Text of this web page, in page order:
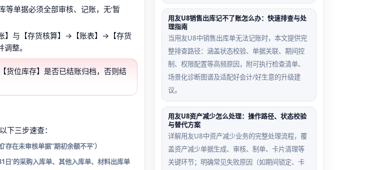
等单据必须全部审核、记账，无‘暂
】与【存货核算】→【账表】→【存货
整。
货位库存】是否已结账归档，否则结
下三步速查：
在未审核单据’‘期初余额不平’）
日’的采购入库单、其他入库单、材料出库单
用友U8销售出库记不了账怎么办：快速排查与处
理指南
当用友U8中销售出库单无法记账时，本文提供完
整排查路径：涵盖状态校验、单据关联、期间控
制、权限配置等高频原因，附可执行检查清单、
场景化诊断图谱及适配好会计/好生意的升级建
议。
用友U8资产减少怎么处理：操作路径、状态校验
与替代方案
详解用友U8中资产减少业务的完整处理流程，覆
盖资产减少单据生成、审核、制单、卡片清理等
关键环节；明确常见失败原因（如期间锁定、卡